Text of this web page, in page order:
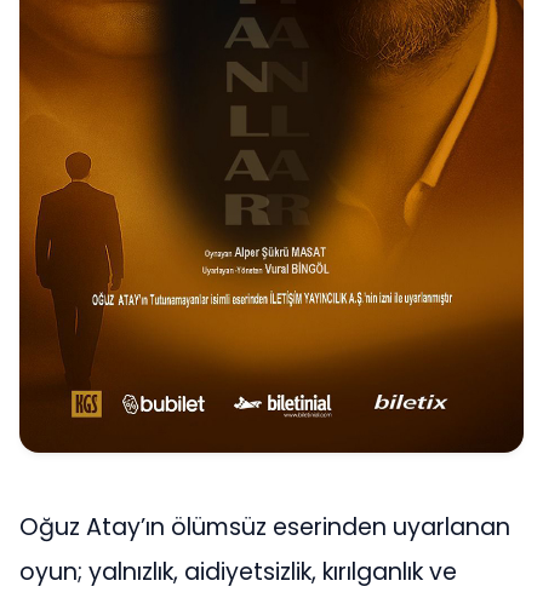
Oğuz Atay’ın ölümsüz eserinden uyarlanan
oyun; yalnızlık, aidiyetsizlik, kırılganlık ve